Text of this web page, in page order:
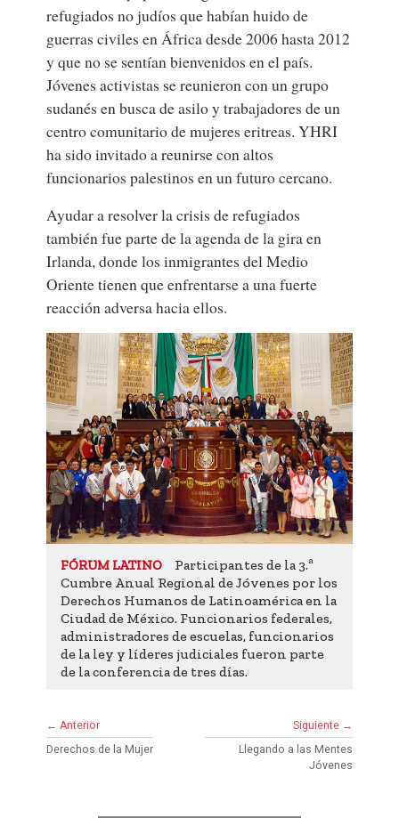
refugiados no judíos que habían huido de
guerras civiles en África desde 2006 hasta 2012
y que no se sentían bienvenidos en el país.
Jóvenes activistas se reunieron con un grupo
sudanés en busca de asilo y trabajadores de un
centro comunitario de mujeres eritreas. YHRI
ha sido invitado a reunirse con altos
funcionarios palestinos en un futuro cercano.
Ayudar a resolver la crisis de refugiados
también fue parte de la agenda de la gira en
Irlanda, donde los inmigrantes del Medio
Oriente tienen que enfrentarse a una fuerte
reacción adversa hacia ellos.
FÓRUM LATINO
Participantes de la 3.ª
Cumbre Anual Regional de Jóvenes por los
Derechos Humanos de Latinoamérica en la
Ciudad de México. Funcionarios federales,
administradores de escuelas, funcionarios
de la ley y líderes judiciales fueron parte
de la conferencia de tres días.
← Anterior
Derechos de la Mujer
Siguiente →
Llegando a las Mentes
Jóvenes